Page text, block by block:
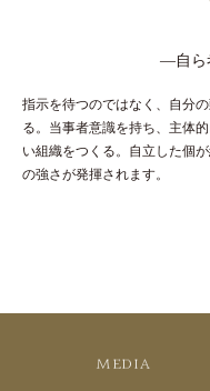
―自ら
指示を待つのではなく、自分
る。当事者意識を持ち、主体
い組織をつくる。自立した個
の強さが発揮されます。
MEDIA